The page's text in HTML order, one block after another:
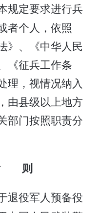
规定要求进行兵
者个人，依照
》、《中华人民
《征兵工作条
理，视情况纳入
由县级以上地方
部门按照职责分
则
退役军人预备役